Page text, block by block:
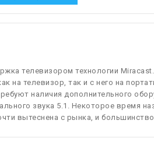
телевизором технологии
на телевизор, так и с него на
наличия дополнительного
звука 5.1. Некоторое время
вытеснена с рынка, и